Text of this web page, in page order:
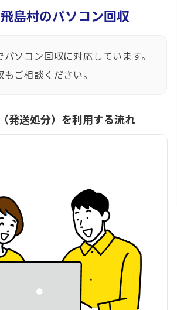
島村のパソコン回収
ソコン回収に対応しています。
ご相談ください。
発送処分）を利用する流れ